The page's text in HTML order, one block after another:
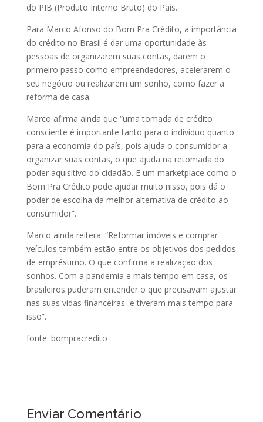
do PIB (Produto Interno Bruto) do País.
Para Marco Afonso do Bom Pra Crédito, a importância
do crédito no Brasil é dar uma oportunidade às
pessoas de organizarem suas contas, darem o
primeiro passo como empreendedores, acelerarem o
seu negócio ou realizarem um sonho, como fazer a
reforma de casa.
Marco afirma ainda que “uma tomada de crédito
consciente é importante tanto para o indivíduo quanto
para a economia do país, pois ajuda o consumidor a
organizar suas contas, o que ajuda na retomada do
poder aquisitivo do cidadão. E um marketplace como o
Bom Pra Crédito pode ajudar muito nisso, pois dá o
poder de escolha da melhor alternativa de crédito ao
consumidor”.
Marco ainda reitera: “Reformar imóveis e comprar
veículos também estão entre os objetivos dos pedidos
de empréstimo. O que confirma a realização dos
sonhos. Com a pandemia e mais tempo em casa, os
brasileiros puderam entender o que precisavam ajustar
nas suas vidas financeiras e tiveram mais tempo para
isso”.
fonte: bompracredito
Enviar Comentário